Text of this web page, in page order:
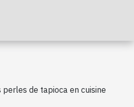
de tapioca en cuisine